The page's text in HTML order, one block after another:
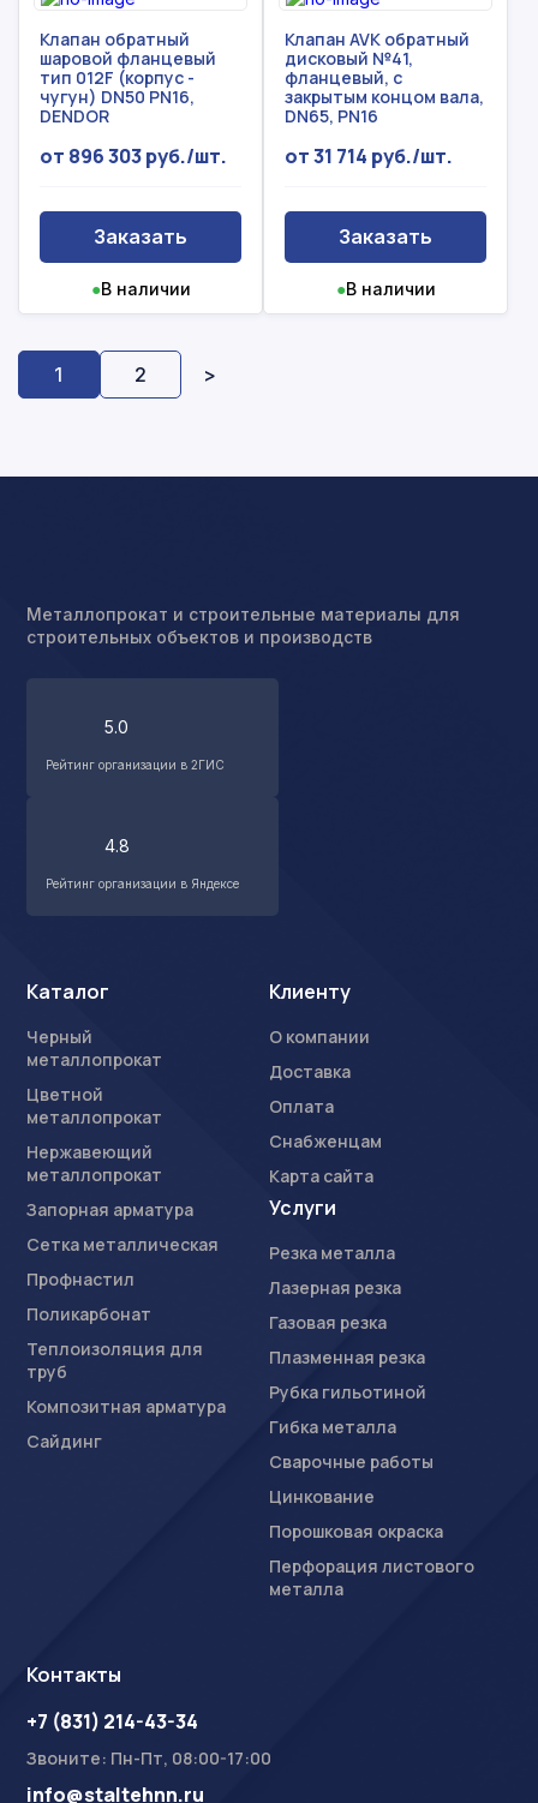
Клапан обратный
шаровой фланцевый
тип 012F (корпус -
чугун) DN50 PN16,
DENDOR
от 896 303 руб./шт.
Заказать
●В наличии
Клапан AVK обратный
дисковый №41,
фланцевый, с
закрытым концом вала,
DN65, PN16
от 31 714 руб./шт.
Заказать
●В наличии
1 2 >
Металлопрокат и строительные материалы для
строительных объектов и производств
5.0
Рейтинг организации в 2ГИС
4.8
Рейтинг организации в Яндексе
Каталог
Черный
металлопрокат
Цветной
металлопрокат
Нержавеющий
металлопрокат
Запорная арматура
Сетка металлическая
Профнастил
Поликарбонат
Теплоизоляция для
труб
Композитная арматура
Сайдинг
Клиенту
О компании
Доставка
Оплата
Снабженцам
Карта сайта
Услуги
Резка металла
Лазерная резка
Газовая резка
Плазменная резка
Рубка гильотиной
Гибка металла
Сварочные работы
Цинкование
Порошковая окраска
Перфорация листового
металла
Контакты
+7 (831) 214-43-34
Звоните: Пн-Пт, 08:00-17:00
info@staltehnn.ru